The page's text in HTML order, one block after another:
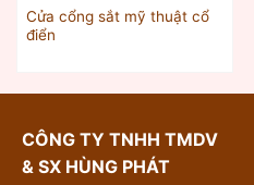
Cửa cổng sắt mỹ thuật cổ
điển
CÔNG TY TNHH TMDV
& SX HÙNG PHÁT